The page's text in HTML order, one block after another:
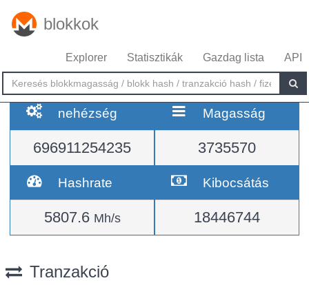
blokkok
Explorer Statisztikák Gazdag lista API
nehézség
696911254235
Magasság
3735570
Hashrate
5807.6 Mh/s
Kibocsátás
18446744
Tranzakció